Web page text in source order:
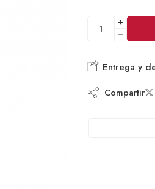
Alternative:
Entrega y
Compartir